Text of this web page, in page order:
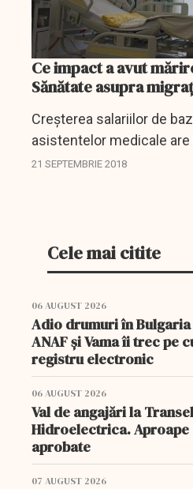
Ce impact a avut
Sănătate asupra
Creşterea salariilor de
asistentelor medicale
restrâns asupra tendinţei
21 SEPTEMBRIE 2018
Cele mai citite
06 AUGUST 2026
Adio drumuri în
ANAF și Vama îi trec pe
registru electronic
06 AUGUST 2026
Val de angajări la
Hidroelectrica. Aproape
aprobate
07 AUGUST 2026